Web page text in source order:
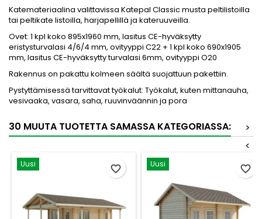
Katemateriaalina valittavissa Katepal Classic musta peltilistoilla
tai peltikate listoilla, harjapellillä ja kateruuveilla.
Ovet: 1 kpl koko 895x1960 mm, lasitus CE-hyväksytty
eristysturvalasi 4/6/4 mm, ovityyppi C22 + 1 kpl koko 690x1905
mm, lasitus CE-hyväksytty turvalasi 6mm, ovityyppi O20
Rakennus on pakattu kolmeen säältä suojattuun pakettiin.
Pystyttämisessä tarvittavat työkalut: Työkalut, kuten mittanauha,
vesivaaka, vasara, saha, ruuvinväännin ja pora
30 MUUTA TUOTETTA SAMASSA KATEGORIASSA:
>
<
Uusi favorite_border Uusi favorite_border